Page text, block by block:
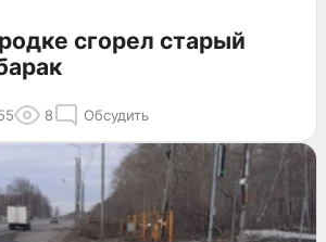
сгорел старый
8 Обсудить